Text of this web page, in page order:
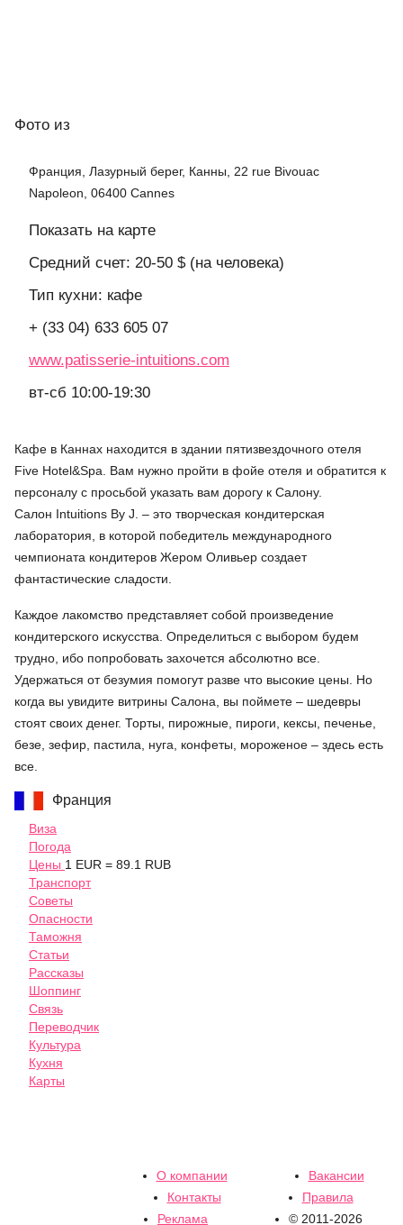
Фото из
Франция, Лазурный берег, Канны, 22 rue Bivouac
Napoleon, 06400 Cannes
Показать на карте
Средний счет: 20-50 $ (на человека)
Тип кухни: кафе
+ (33 04) 633 605 07
www.patisserie-intuitions.com
вт-сб 10:00-19:30
Кафе в Каннах находится в здании пятизвездочного отеля
Five Hotel&Spa. Вам нужно пройти в фойе отеля и обратится к
персоналу с просьбой указать вам дорогу к Салону.
Салон Intuitions By J. – это творческая кондитерская
лаборатория, в которой победитель международного
чемпионата кондитеров Жером Оливьер создает
фантастические сладости.
Каждое лакомство представляет собой произведение
кондитерского искусства. Определиться с выбором будем
трудно, ибо попробовать захочется абсолютно все.
Удержаться от безумия помогут разве что высокие цены. Но
когда вы увидите витрины Салона, вы поймете – шедевры
стоят своих денег. Торты, пирожные, пироги, кексы, печенье,
безе, зефир, пастила, нуга, конфеты, мороженое – здесь есть
все.
Франция
Виза
Погода
Цены 1 EUR = 89.1 RUB
Транспорт
Советы
Опасности
Таможня
Статьи
Рассказы
Шоппинг
Связь
Переводчик
Культура
Кухня
Карты
О компании
Вакансии
Контакты
Правила
Реклама
© 2011-2026